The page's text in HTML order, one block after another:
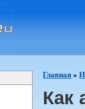
Главная »
Как